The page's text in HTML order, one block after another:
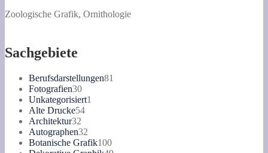
Zoologische Grafik, Ornithologie
Sachgebiete
Berufsdarstellungen81
Fotografien3030
Produkte
Unkategorisiert1
Alte Drucke5454
Architektur32
Produkte
Autographen32
Produkte
Botanische Grafik100100